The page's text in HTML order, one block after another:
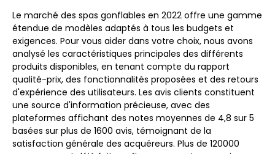
Le marché des spas gonflables en 2022 offre une gamme
étendue de modèles adaptés à tous les budgets et
exigences. Pour vous aider dans votre choix, nous avons
analysé les caractéristiques principales des différents
produits disponibles, en tenant compte du rapport
qualité-prix, des fonctionnalités proposées et des retours
d'expérience des utilisateurs. Les avis clients constituent
une source d'information précieuse, avec des
plateformes affichant des notes moyennes de 4,8 sur 5
basées sur plus de 1600 avis, témoignant de la
satisfaction générale des acquéreurs. Plus de 120000